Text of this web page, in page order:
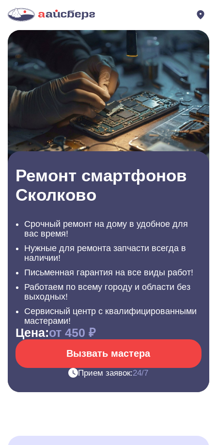
Ремонт смартфонов
Сколково
Срочный ремонт на дому в удобное для
вас время!
Нужные для ремонта запчасти всегда в
наличии!
Письменная гарантия на все виды работ!
Работаем по всему городу и области без
выходных!
Сервисный центр с квалифицированными
мастерами!
Цена:от 450 ₽
Вызвать мастера
Прием заявок:24/7